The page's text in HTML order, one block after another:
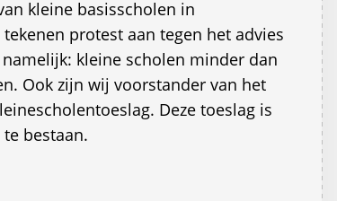
kleine basisscholen in
protest aan tegen het advies
kleine scholen minder dan
Ook zijn wij voorstander van het
Deze toeslag is
bestaan.